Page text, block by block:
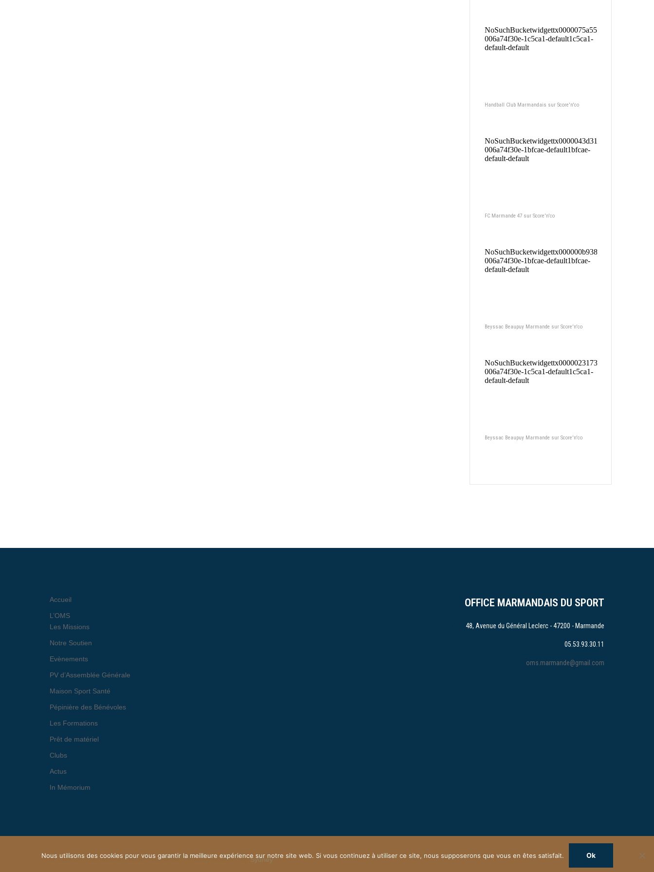
Handball Club Marmandais sur Score'n'co
FC Marmande 47 sur Score'n'co
Beyssac Beaupuy Marmande sur Score'n'co
Beyssac Beaupuy Marmande sur Score'n'co
OFFICE MARMANDAIS DU SPORT
48, Avenue du Général Leclerc - 47200 - Marmande
05.53.93.30.11
oms.marmande@gmail.com
Accueil
L’OMS
Les Missions
Notre Soutien
Evènements
PV d’Assemblée Générale
Maison Sport Santé
Pépinière des Bénévoles
Les Formations
Prêt de matériel
Clubs
Actus
In Mémorium
© 2026 OFFICE MARMANDAIS DU SPORT. Proudly powered bySydney
Nous utilisons des cookies pour vous garantir la meilleure expérience sur notre site web. Si vous continuez à utiliser ce site, nous supposerons que vous en êtes satisfait. Ok